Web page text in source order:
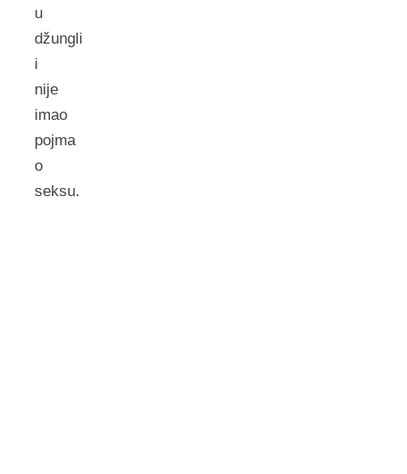
u
džungli
i
nije
imao
pojma
o
seksu.